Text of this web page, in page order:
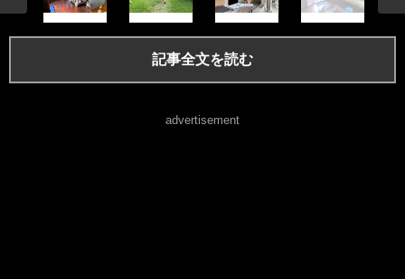
記事全文を読む
advertisement